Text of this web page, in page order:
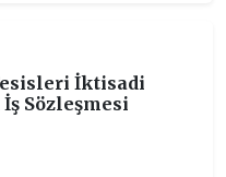
İktisadi
Sözleşmesi